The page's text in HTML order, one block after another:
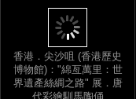
香港．尖沙咀 (香港歷史
博物館)："綿亙萬里：世
界遺產絲綢之路" 展．唐